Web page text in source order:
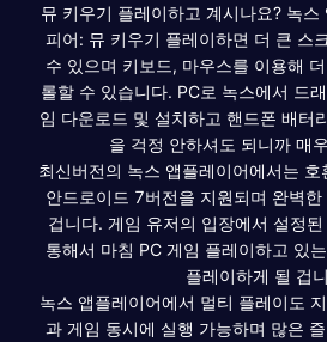
뮤 키우기 플레이하고 계시나요? 녹
피어: 뮤 키우기 플레이하면 더 큰 스
수 있으며 키보드, 마우스를 이용해
롤할 수 있습니다. PC로 녹스에서 드
임 다운로드 및 설치하고 핸드폰 배터
을 걱정 안하셔도 되니까 매
최신버전의 녹스 앱플레이어에서는
안드로이드 7버전을 지원되며 완벽
겁니다. 게임 유저의 입장에서 설정
통해서 마침 PC 게임 플레이하고 있
플레이하게 될 겁
녹스 앱플레이어에서 멀티 플레이도
과 게임 동시에 실행 가능하며 많은